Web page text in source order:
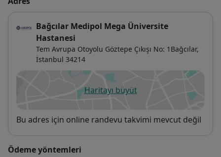
Bağcılar Medipol Mega Üniversite
Hastanesi
Tem Avrupa Otoyolu Göztepe Çıkışı No: 1Bağcılar,
İstanbul 34214
Haritayı büyütyeni bir sekmede açılır
Uygunluk
Bu adres için online randevu takvimi mevcut değil
Ödeme yöntemleri